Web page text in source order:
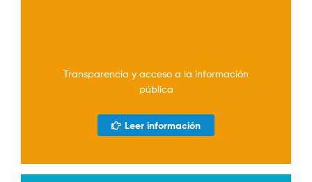
Transparencia y acceso a la información
pública
Leer información